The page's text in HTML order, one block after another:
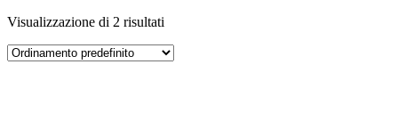
Visualizzazione di 2 risultati